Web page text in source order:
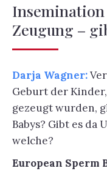
Zeugung –
Darja Wagner:
Geburt der
gezeugt wurden,
Babys? Gibt es da
welche?
European Sperm